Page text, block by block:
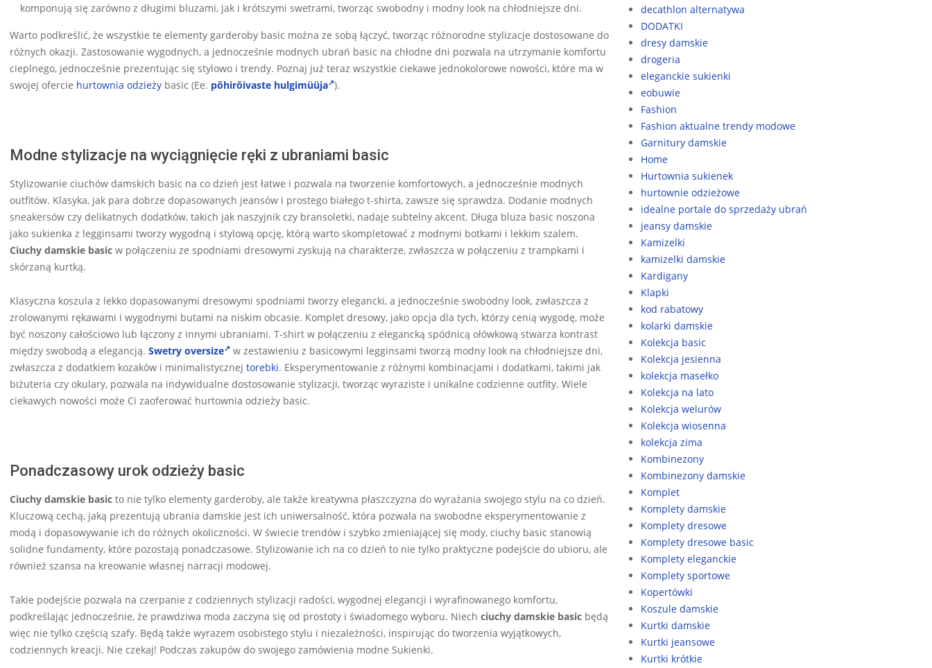
komponują się zarówno z długimi bluzami, jak i krótszymi swetrami, tworząc swobodny i modny look na chłodniejsze dni.
Warto podkreślić, że wszystkie te elementy garderoby basic można ze sobą łączyć, tworząc różnorodne stylizacje dostosowane do
różnych okazji. Zastosowanie wygodnych, a jednocześnie modnych ubrań basic na chłodne dni pozwala na utrzymanie komfortu
cieplnego, jednocześnie prezentując się stylowo i trendy. Poznaj już teraz wszystkie ciekawe jednokolorowe nowości, które ma w
swojej ofercie hurtownia odzieży basic (Ee. põhirõivaste hulgimüüja ).
Modne stylizacje na wyciągnięcie ręki z ubraniami basic
Stylizowanie ciuchów damskich basic na co dzień jest łatwe i pozwala na tworzenie komfortowych, a jednocześnie modnych
outfitów. Klasyka, jak para dobrze dopasowanych jeansów i prostego białego t-shirta, zawsze się sprawdza. Dodanie modnych
sneakersów czy delikatnych dodatków, takich jak naszyjnik czy bransoletki, nadaje subtelny akcent. Długa bluza basic noszona
jako sukienka z legginsami tworzy wygodną i stylową opcję, którą warto skompletować z modnymi botkami i lekkim szalem.
Ciuchy damskie basic w połączeniu ze spodniami dresowymi zyskują na charakterze, zwłaszcza w połączeniu z trampkami i
skórzaną kurtką.
Klasyczna koszula z lekko dopasowanymi dresowymi spodniami tworzy elegancki, a jednocześnie swobodny look, zwłaszcza z
zrolowanymi rękawami i wygodnymi butami na niskim obcasie. Komplet dresowy, jako opcja dla tych, którzy cenią wygodę, może
być noszony całościowo lub łączony z innymi ubraniami. T-shirt w połączeniu z elegancką spódnicą ołówkową stwarza kontrast
między swobodą a elegancją. Swetry oversize
w zestawieniu z basicowymi legginsami tworzą modny look na chłodniejsze dni,
zwłaszcza z dodatkiem kozaków i minimalistycznej torebki. Eksperymentowanie z różnymi kombinacjami i dodatkami, takimi jak
biżuteria czy okulary, pozwala na indywidualne dostosowanie stylizacji, tworząc wyraziste i unikalne codzienne outfity. Wiele
ciekawych nowości może Ci zaoferować hurtownia odzieży basic.
Ponadczasowy urok odzieży basic
Ciuchy damskie basic to nie tylko elementy garderoby, ale także kreatywna płaszczyzna do wyrażania swojego stylu na co dzień.
Kluczową cechą, jaką prezentują ubrania damskie jest ich uniwersalność, która pozwala na swobodne eksperymentowanie z
modą i dopasowywanie ich do różnych okoliczności. W świecie trendów i szybko zmieniającej się mody, ciuchy basic stanowią
solidne fundamenty, które pozostają ponadczasowe. Stylizowanie ich na co dzień to nie tylko praktyczne podejście do ubioru, ale
również szansa na kreowanie własnej narracji modowej.
Takie podejście pozwala na czerpanie z codziennych stylizacji radości, wygodnej elegancji i wyrafinowanego komfortu,
podkreślając jednocześnie, że prawdziwa moda zaczyna się od prostoty i świadomego wyboru. Niech ciuchy damskie basic będą
więc nie tylko częścią szafy. Będą także wyrazem osobistego stylu i niezależności, inspirując do tworzenia wyjątkowych,
codziennych kreacji. Nie czekaj! Podczas zakupów do swojego zamówienia modne Sukienki.
decathlon alternatywa
DODATKI
dresy damskie
drogeria
eleganckie sukienki
eobuwie
Fashion
Fashion aktualne trendy modowe
Garnitury damskie
Home
Hurtownia sukienek
hurtownie odzieżowe
idealne portale do sprzedaży ubrań
jeansy damskie
Kamizelki
kamizelki damskie
Kardigany
Klapki
kod rabatowy
kolarki damskie
Kolekcja basic
Kolekcja jesienna
kolekcja masełko
Kolekcja na lato
Kolekcja welurów
Kolekcja wiosenna
kolekcja zima
Kombinezony
Kombinezony damskie
Komplet
Komplety damskie
Komplety dresowe
Komplety dresowe basic
Komplety eleganckie
Komplety sportowe
Kopertówki
Koszule damskie
Kurtki damskie
Kurtki jeansowe
Kurtki krótkie